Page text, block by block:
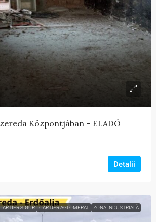
Központjában – ELADÓ
Detalii
SIGUR CARTIER AGLOMERAT ZONA INDUSTRIALĂ